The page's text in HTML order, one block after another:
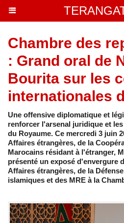
Chambre des
: Grand oral de
Bourita sur les
internationales
Une offensive diplomatique et
renforcer l'arsenal juridique et
du Royaume. Ce mercredi 3 juin
Affaires étrangères, de la
Marocains résidant à l'étranger,
présenté un exposé d'envergure
Affaires étrangères, de la
islamiques et des MRE à la